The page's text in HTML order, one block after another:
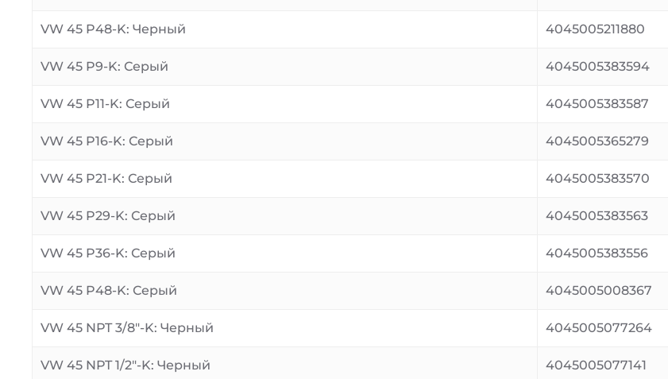
VW 45 P48-K: Черный 4045005211880
VW 45 P9-K: Серый 4045005383594
VW 45 P11-K: Серый 4045005383587
VW 45 P16-K: Серый 4045005365279
VW 45 P21-K: Серый 4045005383570
VW 45 P29-K: Серый 4045005383563
VW 45 P36-K: Серый 4045005383556
VW 45 P48-K: Серый 4045005008367
VW 45 NPT 3/8″-K: Черный 4045005077264
VW 45 NPT 1/2″-K: Черный 4045005077141